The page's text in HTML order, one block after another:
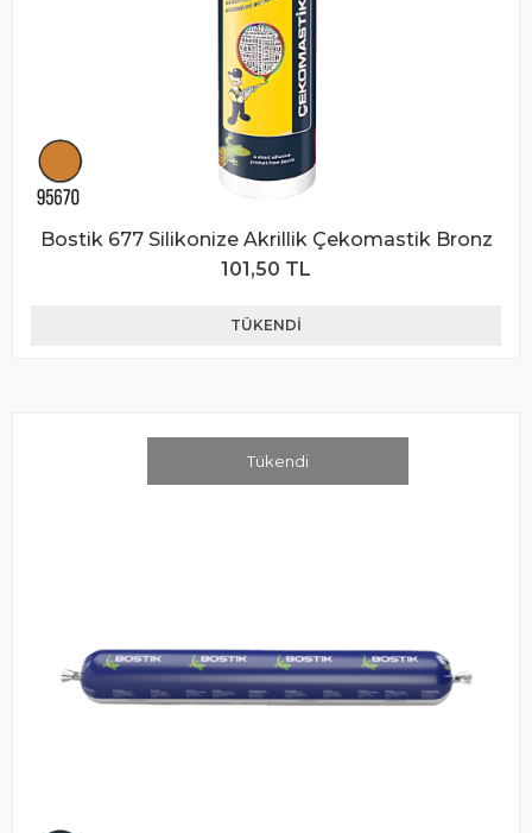
Bostik 677 Silikonize Akrillik Çekomastik Bronz
101,50 TL
TÜKENDI
Tükendi